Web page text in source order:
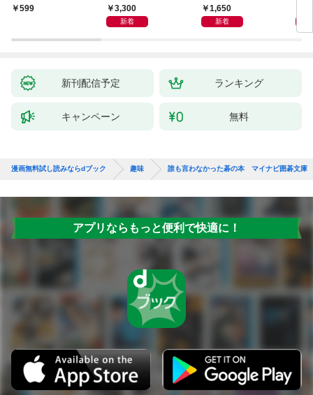
号】599
3,300
新着
1,650
新着
新刊配信予定 ランキング
キャンペーン 無料
漫画無料試し読みならdブック 趣味 誰も言わなかった碁の本 マイナビ囲碁文庫
アプリならもっと便利で快適に！